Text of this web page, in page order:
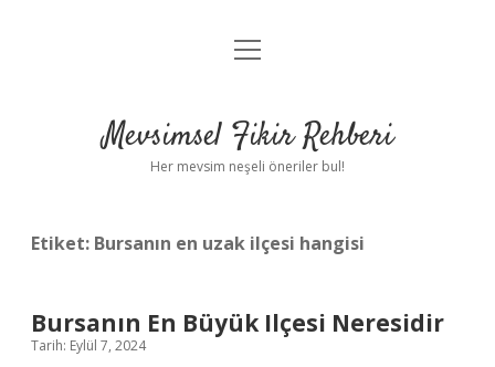
Anasayfa
Yasal Uyarı
menüyü
Mevsimsel Fikir Rehberi
Her mevsim neşeli öneriler bul!
Etiket: Bursanın en uzak ilçesi hangisi
Bursanın En Büyük Ilçesi Neresidir
Tarih: Eylül 7, 2024